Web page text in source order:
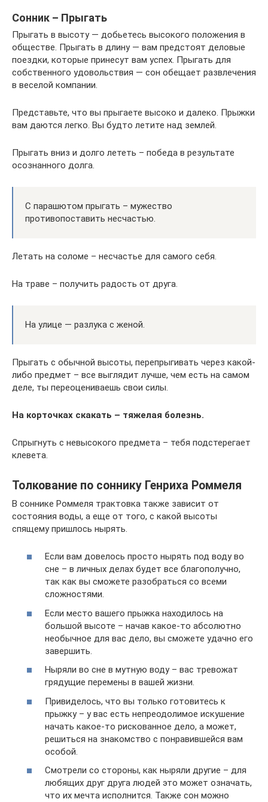
Сонник – Прыгать
Прыгать в высоту — добьетесь высокого положения в
обществе. Прыгать в длину — вам предстоят деловые
поездки, которые принесут вам успех. Прыгать для
собственного удовольствия — сон обещает развлечения
в веселой компании.
Представьте, что вы прыгаете высоко и далеко. Прыжки
вам даются легко. Вы будто летите над землей.
Прыгать вниз и долго лететь – победа в результате
осознанного долга.
С парашютом прыгать – мужество
противопоставить несчастью.
Летать на соломе – несчастье для самого себя.
На траве – получить радость от друга.
На улице — разлука с женой.
Прыгать с обычной высоты, перепрыгивать через какой-
либо предмет – все выглядит лучше, чем есть на самом
деле, ты переоцениваешь свои силы.
На корточках скакать – тяжелая болезнь.
Спрыгнуть с невысокого предмета – тебя подстерегает
клевета.
Толкование по соннику Генриха Роммеля
В соннике Роммеля трактовка также зависит от
состояния воды, а еще от того, с какой высоты
спящему пришлось нырять.
Если вам довелось просто нырять под воду во
сне – в личных делах будет все благополучно,
так как вы сможете разобраться со всеми
сложностями.
Если место вашего прыжка находилось на
большой высоте – начав какое-то абсолютно
необычное для вас дело, вы сможете удачно его
завершить.
Ныряли во сне в мутную воду – вас тревожат
грядущие перемены в вашей жизни.
Привиделось, что вы только готовитесь к
прыжку – у вас есть непреодолимое искушение
начать какое-то рискованное дело, а может,
решиться на знакомство с понравившейся вам
особой.
Смотрели со стороны, как ныряли другие – для
любящих друг друга людей это может означать,
что их мечта исполнится. Также сон можно